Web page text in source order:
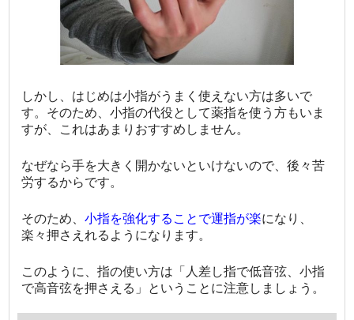
しかし、はじめは小指がうまく使えない方は多いで
す。そのため、小指の代役として薬指を使う方もいま
すが、これはあまりおすすめしません。
なぜなら手を大きく開かないといけないので、後々苦
労するからです。
そのため、小指を強化することで運指が楽になり、
楽々押さえれるようになります。
このように、指の使い方は「人差し指で低音弦、小指
で高音弦を押さえる」ということに注意しましょう。